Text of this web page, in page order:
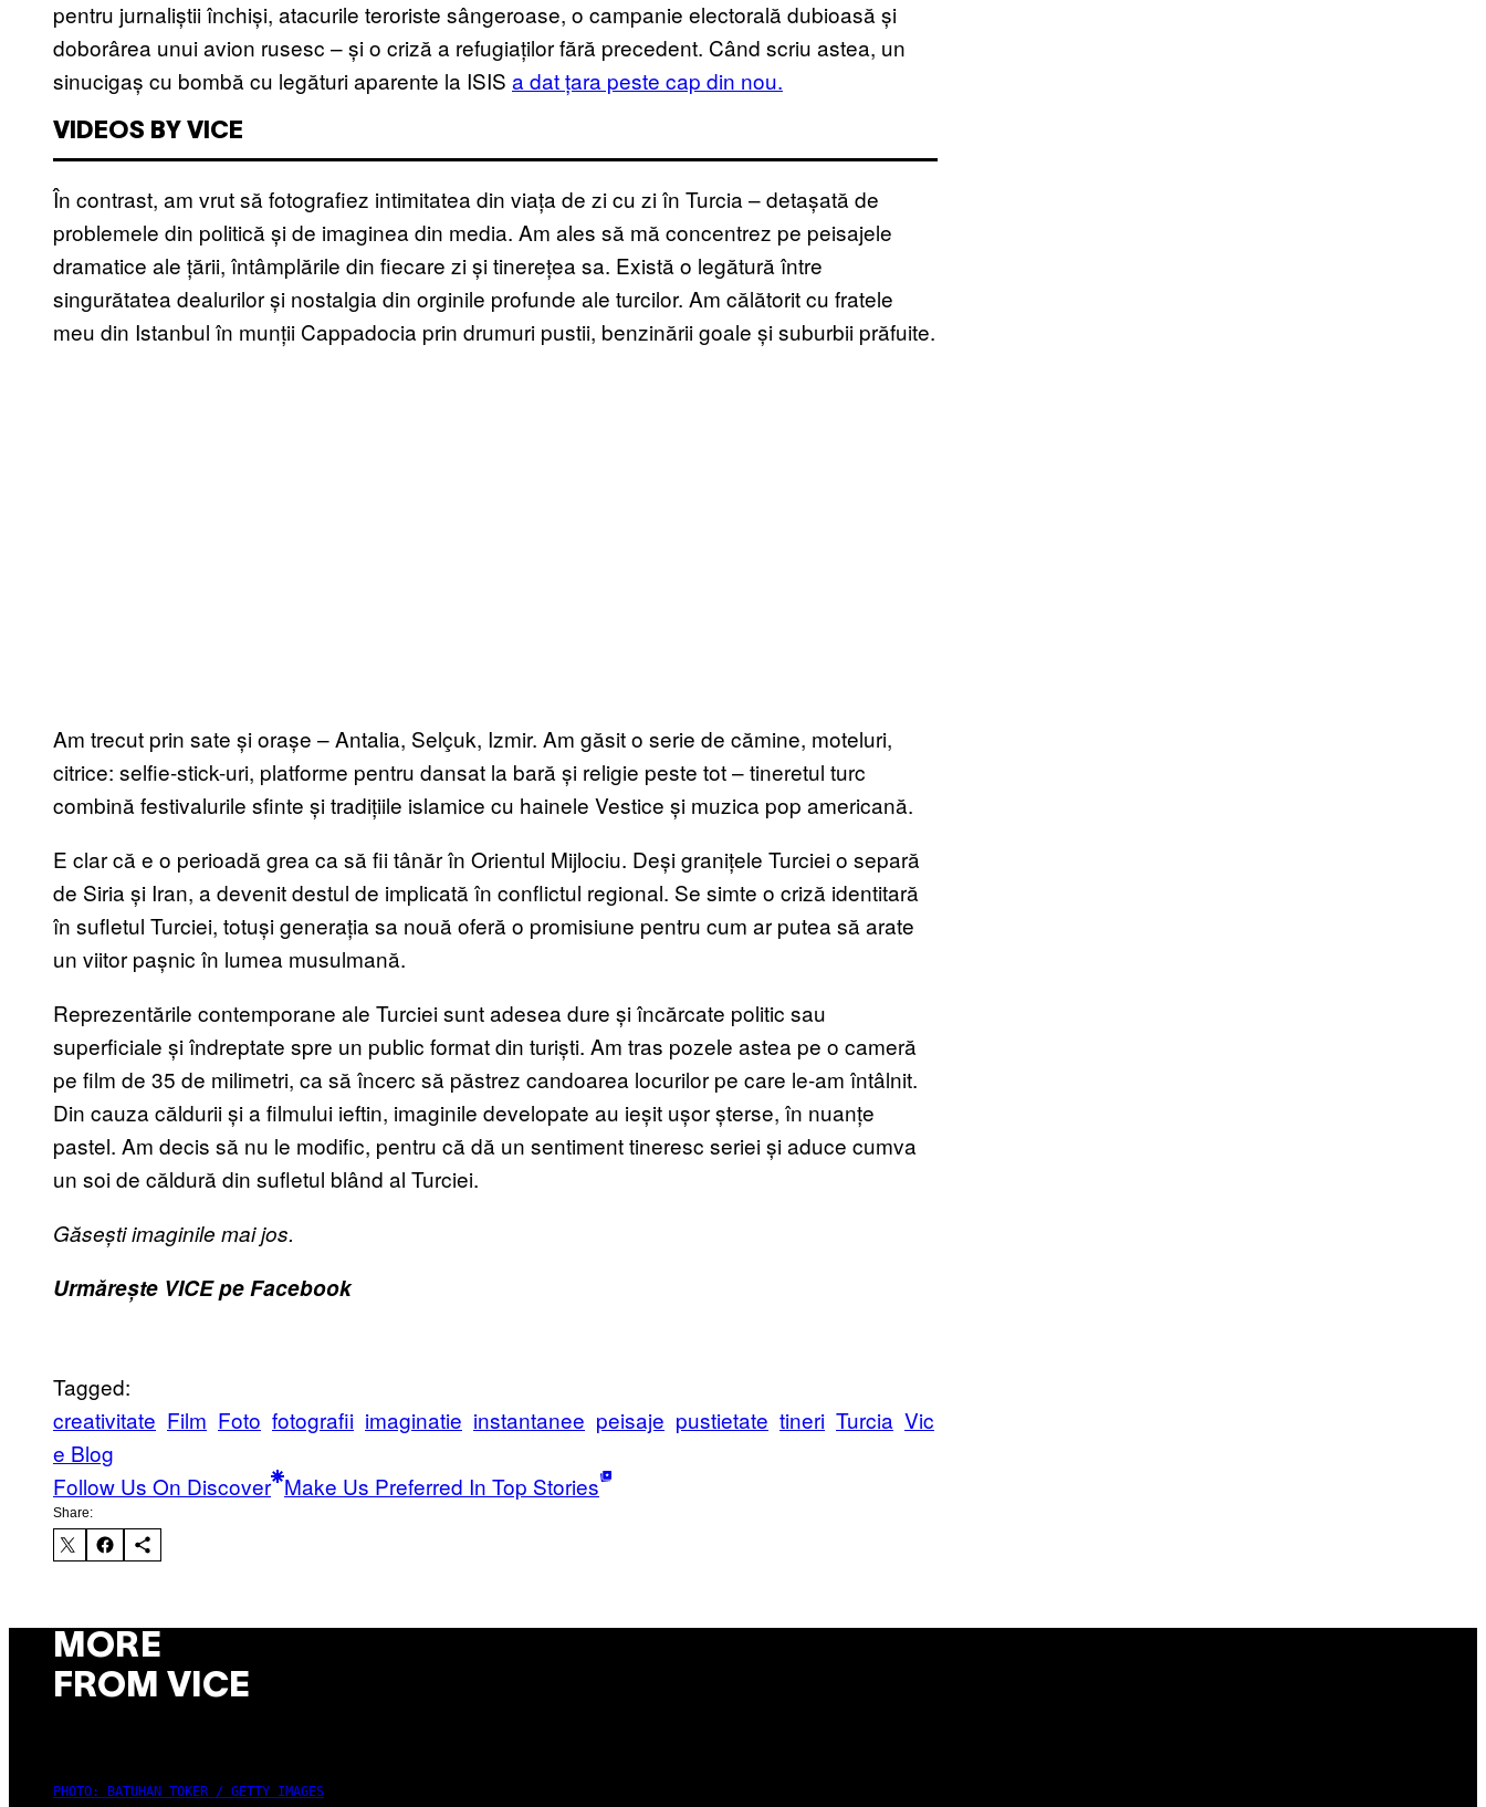
pentru jurnaliștii închiși, atacurile teroriste sângeroase, o campanie electorală dubioasă și
doborârea unui avion rusesc – și o criză a refugiaților fără precedent. Când scriu astea, un
sinucigaș cu bombă cu legături aparente la ISIS a dat țara peste cap din nou.
VIDEOS BY VICE
În contrast, am vrut să fotografiez intimitatea din viața de zi cu zi în Turcia – detașată de
problemele din politică și de imaginea din media. Am ales să mă concentrez pe peisajele
dramatice ale țării, întâmplările din fiecare zi și tinerețea sa. Există o legătură între
singurătatea dealurilor și nostalgia din orginile profunde ale turcilor. Am călătorit cu fratele
meu din Istanbul în munții Cappadocia prin drumuri pustii, benzinării goale și suburbii prăfuite.
Am trecut prin sate și orașe – Antalia, Selçuk, Izmir. Am găsit o serie de cămine, moteluri,
citrice: selfie-stick-uri, platforme pentru dansat la bară și religie peste tot – tineretul turc
combină festivalurile sfinte și tradițiile islamice cu hainele Vestice și muzica pop americană.
E clar că e o perioadă grea ca să fii tânăr în Orientul Mijlociu. Deși granițele Turciei o separă
de Siria și Iran, a devenit destul de implicată în conflictul regional. Se simte o criză identitară
în sufletul Turciei, totuși generația sa nouă oferă o promisiune pentru cum ar putea să arate
un viitor pașnic în lumea musulmană.
Reprezentările contemporane ale Turciei sunt adesea dure și încărcate politic sau
superficiale și îndreptate spre un public format din turiști. Am tras pozele astea pe o cameră
pe film de 35 de milimetri, ca să încerc să păstrez candoarea locurilor pe care le-am întâlnit.
Din cauza căldurii și a filmului ieftin, imaginile developate au ieșit ușor șterse, în nuanțe
pastel. Am decis să nu le modific, pentru că dă un sentiment tineresc seriei și aduce cumva
un soi de căldură din sufletul blând al Turciei.
Găsești imaginile mai jos.
Urmărește VICE pe Facebook
Tagged:
creativitate Film Foto fotografii imaginatie instantanee peisaje pustietate tineri Turcia Vic
e Blog
Follow Us On Discover Make Us Preferred In Top Stories
Share:
MORE
FROM VICE
PHOTO: BATUHAN TOKER / GETTY IMAGES